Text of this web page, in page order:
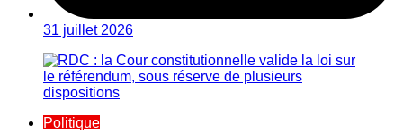
31 juillet 2026
Politique